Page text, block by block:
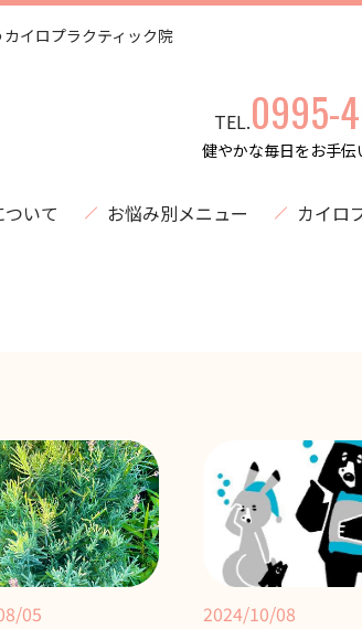
イロプラクティック院
TEL.0995-
健やかな毎日をお手
いて お悩み別メニュー カイロ
05
2024/10/08